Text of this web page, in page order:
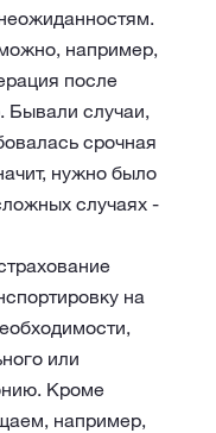
например,
после
Бывали случаи,
срочная
нужно было
случаях -
на
или
Кроме
например,